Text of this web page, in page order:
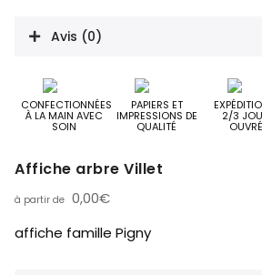
Avis (0)
CONFECTIONNÉES
À LA MAIN AVEC
SOIN
PAPIERS ET
IMPRESSIONS DE
QUALITÉ
2/3
Affiche arbre Villet
0,00€
affiche famille Pigny